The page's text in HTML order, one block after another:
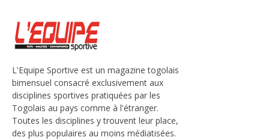
L'Equipe Sportive est un magazine togolais
bimensuel consacré exclusivement aux
disciplines sportives pratiquées par les
Togolais au pays comme à l'étranger.
Toutes les disciplines y trouvent leur place,
des plus populaires au moins médiatisées.